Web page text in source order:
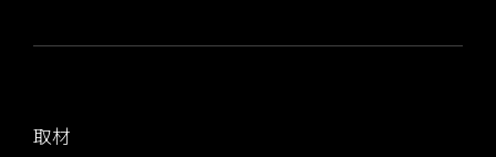
取材